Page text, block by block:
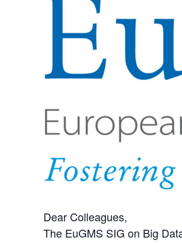
Dear Colleagues,
The EuGMS SIG on Big